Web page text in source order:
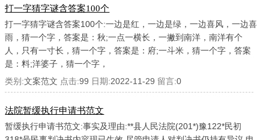
打一字猜字谜含答案100个
打一字猜字谜含答案100个:一边是红，一边是绿，一边喜风，一边喜
雨，猜一个字，答案是：秋;一点一横长，一撇到南洋，南洋有个
人，只有一寸长，猜一个字，答案是：府;一斗米，猜一个字，答案
是：料;洋婆子，猜一个字，
类别:文案范文 点击:99 日期:2022-11-29 留言:0
法院暂缓执行申请书范文
暂缓执行申请书范文:事实及理由:**县人民法院(201*)豫122*民初